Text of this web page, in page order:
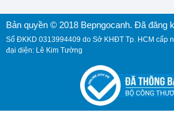
Bản quyền © 2018 Bepngocanh. Đã đăng
Số ĐKKD 0313994409 do Sở KHĐT Tp. HCM cấp
đại diện: Lê Kim Tường